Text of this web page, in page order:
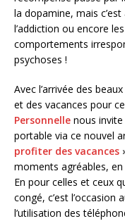
la dopamine, mais
l’addiction ou encore
comportements
psychoses !
Avec l’arrivée des
et des vacances pour
Personnelle nous
portable via ce nouvel
profiter des vacances
moments agréables,
En pour celles et ceux
congé, c’est l’occasion
l’utilisation des